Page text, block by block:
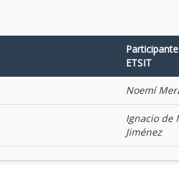
ETSIT
Noemí
Ignacio de
Jiménez